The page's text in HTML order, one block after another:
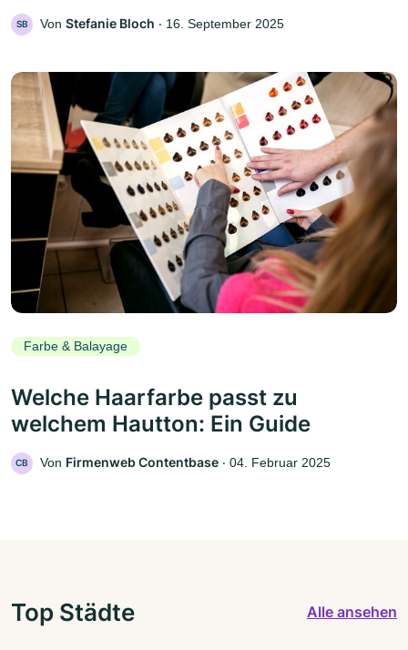
SB Von Stefanie Bloch ‧ 16. September 2025
Farbe & Balayage
Welche Haarfarbe passt zu
welchem Hautton: Ein Guide
CB Von Firmenweb Contentbase ‧ 04. Februar 2025
Top Städte Alle ansehen